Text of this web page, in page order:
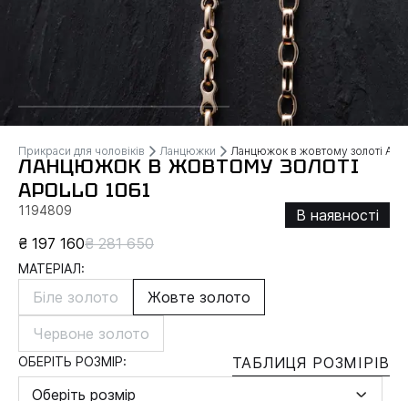
Прикраси для чоловіків Ланцюжки Ланцюжок в жовтому золоті
ЛАНЦЮЖОК В ЖОВТОМУ ЗОЛОТІ
APOLLO 1061
1194809
В наявності
₴ 197 160₴ 281 650
МАТЕРІАЛ:
Біле золото
Жовте золото
Червоне золото
ОБЕРІТЬ РОЗМІР:
ТАБЛИЦЯ РОЗМІРІВ
Оберіть розмір